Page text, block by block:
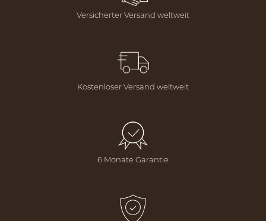
Versicherter Versand weltweit
Kostenloser Versand weltweit
6 Monate Garantie